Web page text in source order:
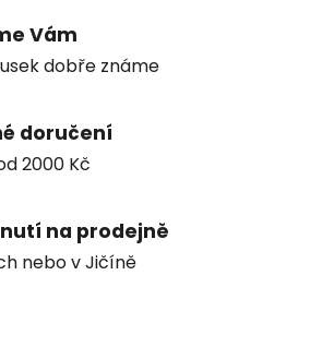
Vám
dobře známe
doručení
2000 Kč
na prodejně
nebo v Jičíně